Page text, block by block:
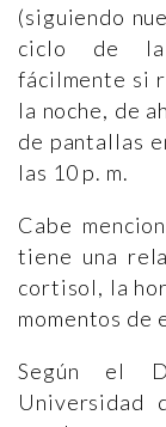
(siguiendo
ciclo de la
fácilmente si
la noche, de
de pantallas
las 10 p. m.
Cabe
tiene una
cortisol, la
momentos de
Según el
Universidad